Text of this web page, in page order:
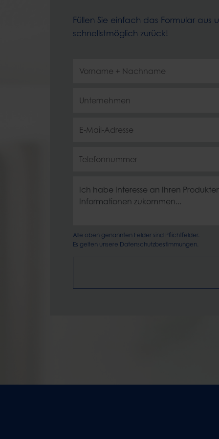
Füllen Sie einfach das Formular aus
schnellstmöglich zurück!
Alle oben genannten Felder sind Pflichtfelder.
Es gelten unsere Datenschutzbestimmungen.